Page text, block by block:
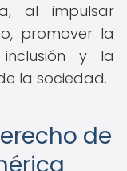
al impulsar
promover la
y la
la sociedad.
de